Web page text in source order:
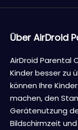
Über AirDroid
AirDroid Parental
Kinder besser zu
können Ihre
machen, den
Gerätenutzung
Bildschirmzeit